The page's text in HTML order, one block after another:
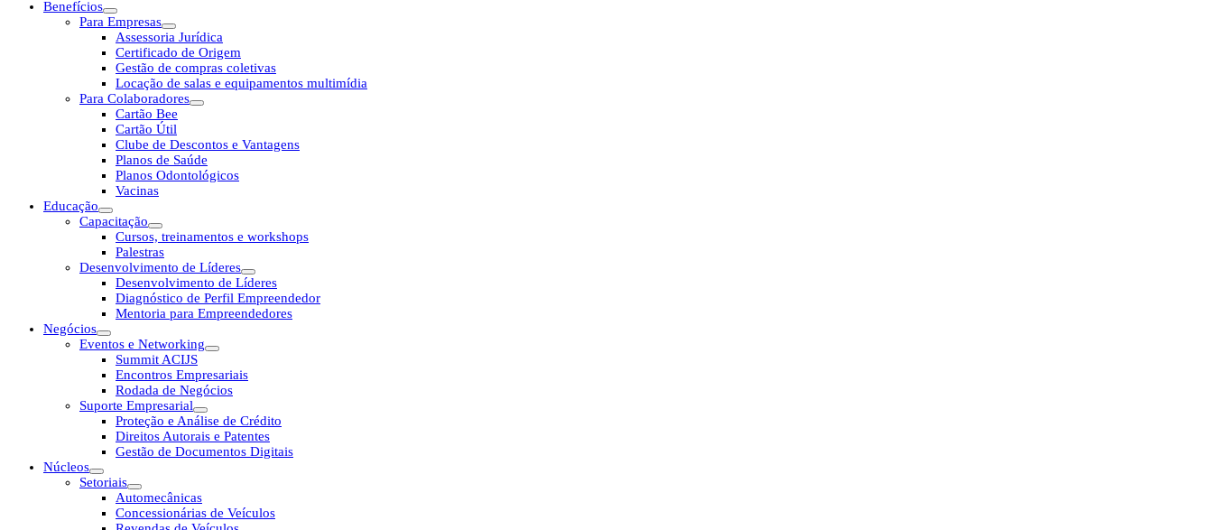
Benefícios
Para Empresas
Assessoria Jurídica
Certificado de Origem
Gestão de compras coletivas
Locação de salas e equipamentos multimídia
Para Colaboradores
Cartão Bee
Cartão Útil
Clube de Descontos e Vantagens
Planos de Saúde
Planos Odontológicos
Vacinas
Educação
Capacitação
Cursos, treinamentos e workshops
Palestras
Desenvolvimento de Líderes
Desenvolvimento de Líderes
Diagnóstico de Perfil Empreendedor
Mentoria para Empreendedores
Negócios
Eventos e Networking
Summit ACIJS
Encontros Empresariais
Rodada de Negócios
Suporte Empresarial
Proteção e Análise de Crédito
Direitos Autorais e Patentes
Gestão de Documentos Digitais
Núcleos
Setoriais
Automecânicas
Concessionárias de Veículos